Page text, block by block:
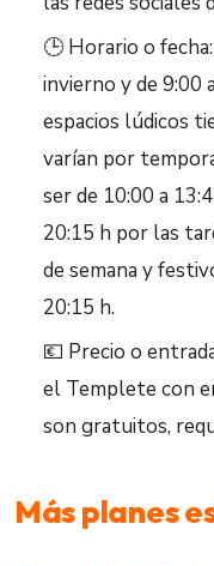
🕒 Horario o
invierno y de 9:00
espacios lúdicos
varían por
ser de 10:00 a
20:15 h por las
de semana y
20:15 h.
💶 Precio o
el Templete con
son gratuitos,
Más planes